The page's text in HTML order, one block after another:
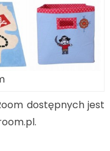
dostępnych jest